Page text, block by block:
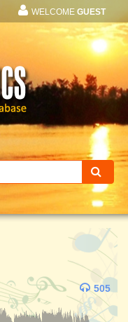
WELCOME GUEST
505